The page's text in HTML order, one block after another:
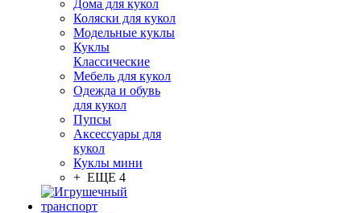
Дома для кукол
Коляски для кукол
Модельные куклы
Куклы
Классические
Мебель для кукол
Одежда и обувь
для кукол
Пупсы
Аксессуары для
кукол
Куклы мини
+ ЕЩЕ 4